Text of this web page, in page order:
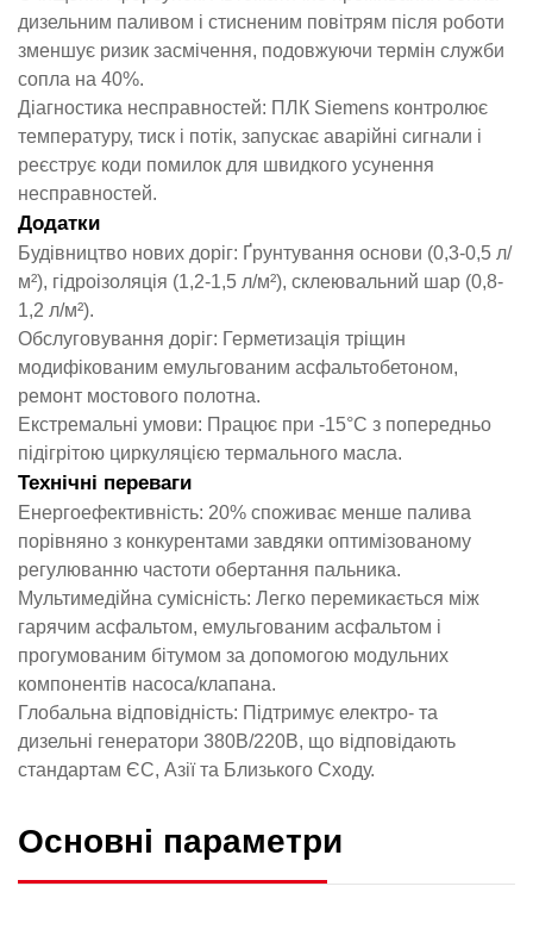
дизельним паливом і стисненим повітрям після роботи
зменшує ризик засмічення, подовжуючи термін служби
сопла на 40%.
Діагностика несправностей: ПЛК Siemens контролює
температуру, тиск і потік, запускає аварійні сигнали і
реєструє коди помилок для швидкого усунення
несправностей.
Додатки
Будівництво нових доріг: Ґрунтування основи (0,3-0,5 л/
м²), гідроізоляція (1,2-1,5 л/м²), склеювальний шар (0,8-
1,2 л/м²).
Обслуговування доріг: Герметизація тріщин
модифікованим емульгованим асфальтобетоном,
ремонт мостового полотна.
Екстремальні умови: Працює при -15°C з попередньо
підігрітою циркуляцією термального масла.
Технічні переваги
Енергоефективність: 20% споживає менше палива
порівняно з конкурентами завдяки оптимізованому
регулюванню частоти обертання пальника.
Мультимедійна сумісність: Легко перемикається між
гарячим асфальтом, емульгованим асфальтом і
прогумованим бітумом за допомогою модульних
компонентів насоса/клапана.
Глобальна відповідність: Підтримує електро- та
дизельні генератори 380В/220В, що відповідають
стандартам ЄС, Азії та Близького Сходу.
Основні параметри